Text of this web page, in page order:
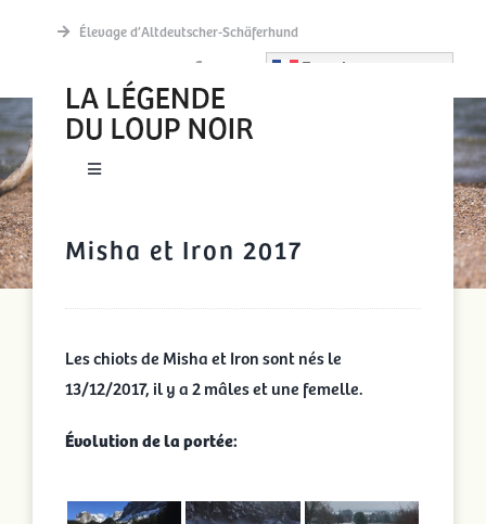
Élevage d’Altdeutscher-Schäferhund
French
Toggle
New accueil
Découvrir
La meute
Portées en cours
MISHA ET IRON 2017
Misha et Iron 2017
Les chiots de Misha et Iron sont nés le
13/12/2017, il y a 2mâles et une femelle.
Évolution de la portée: